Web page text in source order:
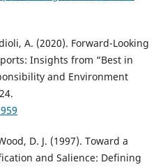
A. (2020). Forward-Looking
Insights from “Best in
and Environment
D. J. (1997). Toward a
and Salience: Defining